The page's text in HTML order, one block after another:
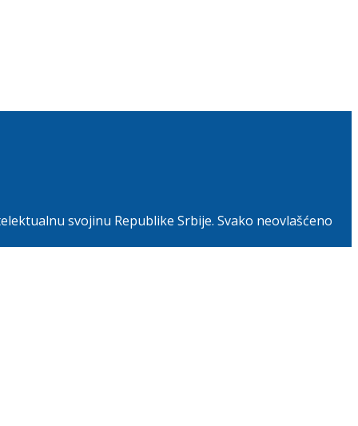
svojinu Republike Srbije. Svako neovlašćeno